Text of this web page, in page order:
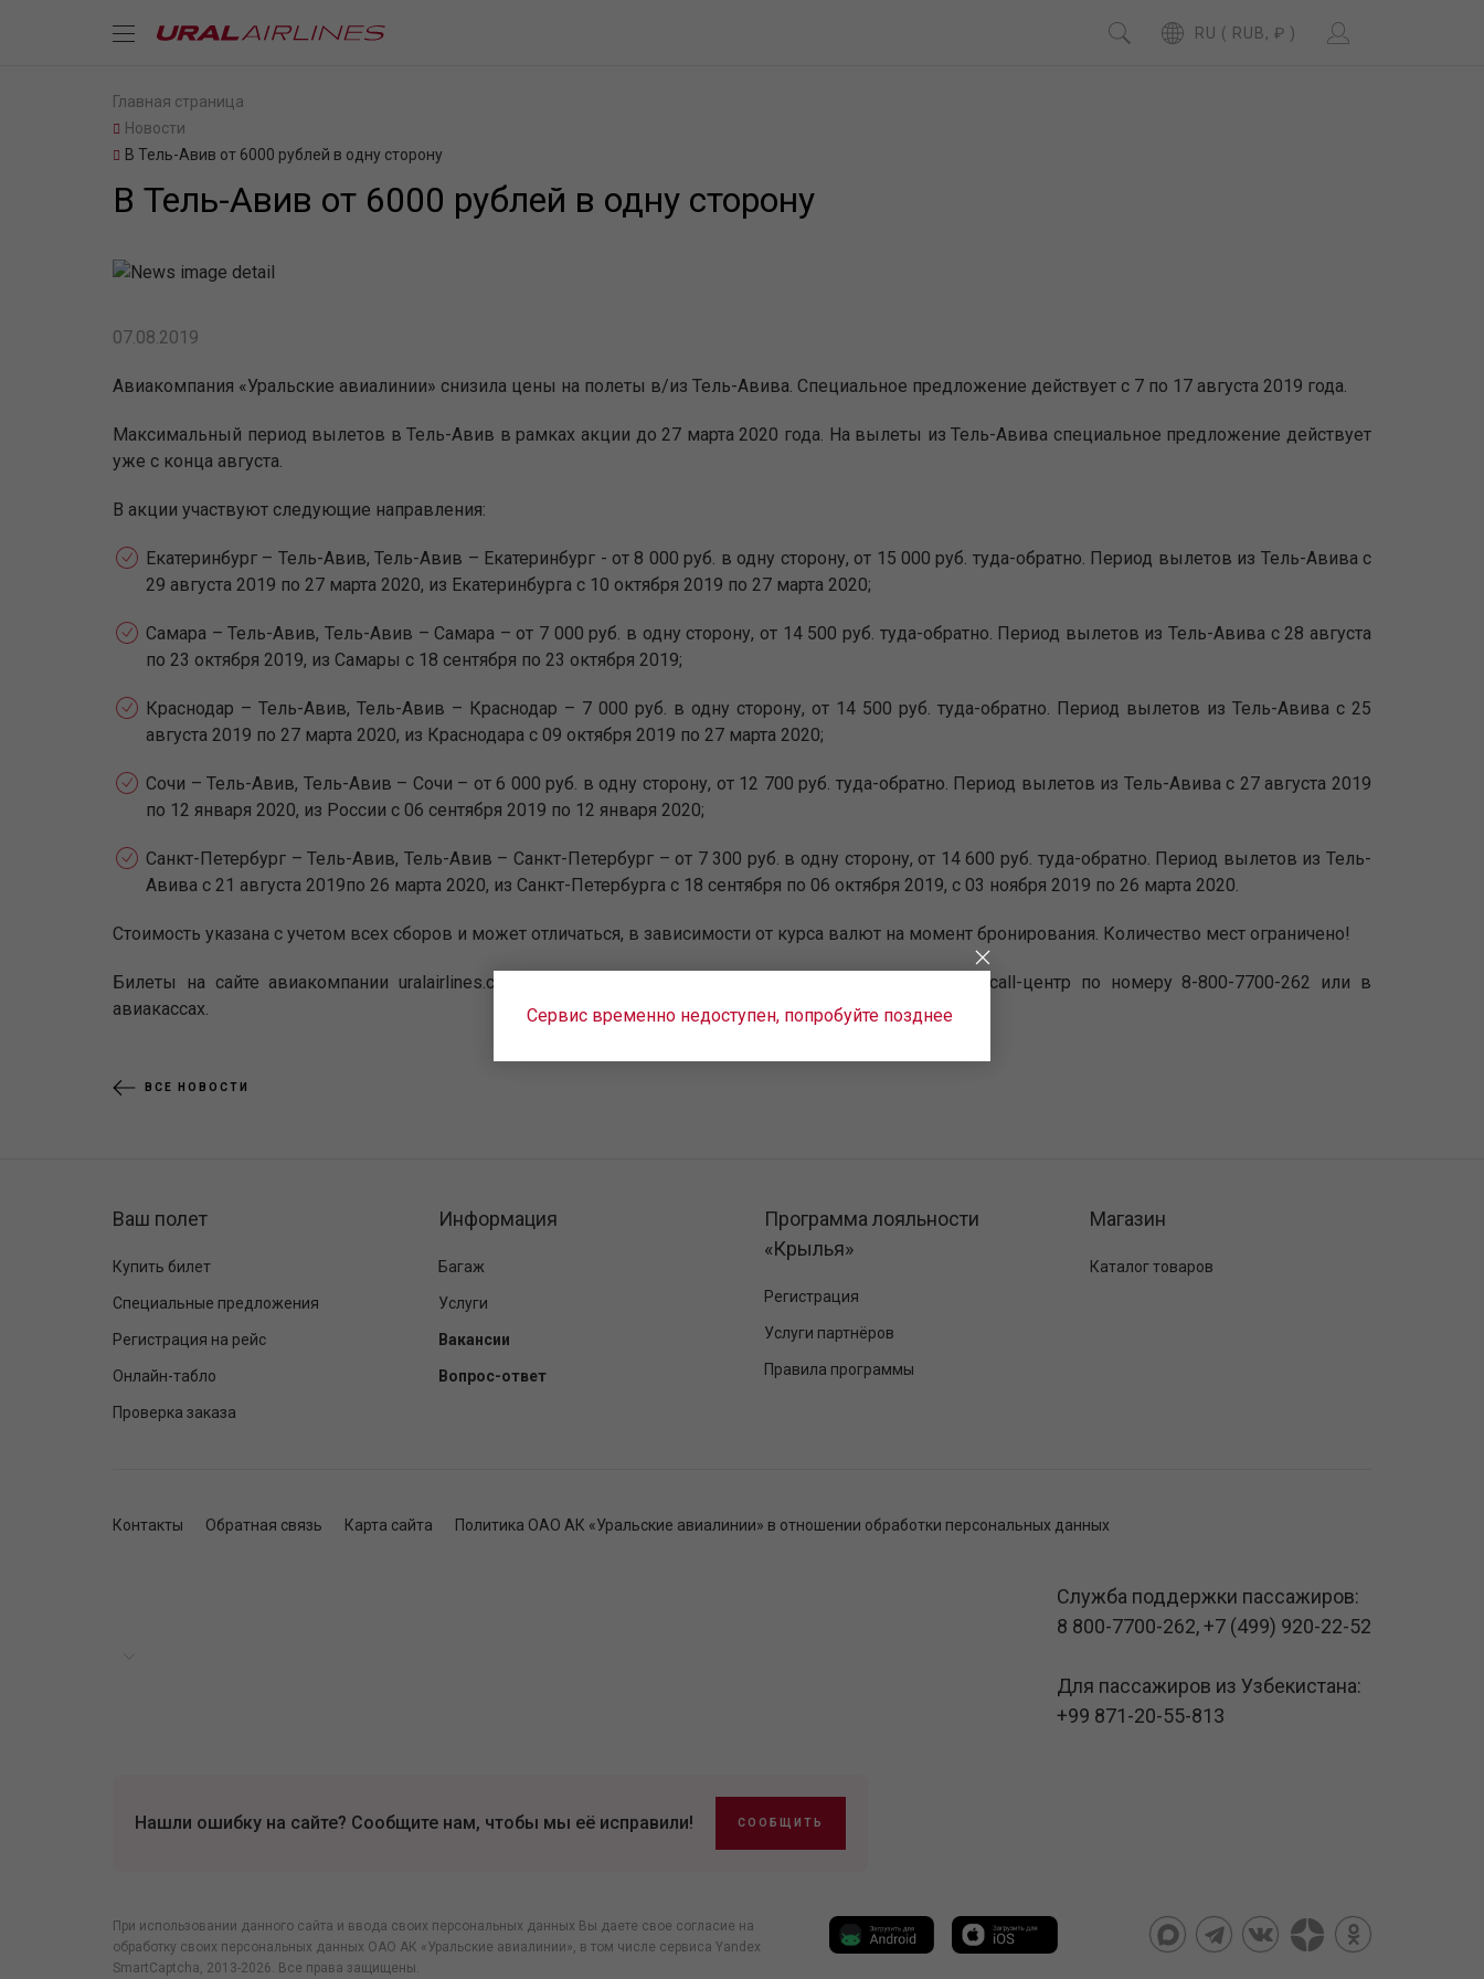
RU ( RUB, ₽ )
Главная страница
Новости
В Тель-Авив от 6000 рублей в одну сторону
В Тель-Авив от 6000 рублей в одну сторону
07.08.2019
Авиакомпания «Уральские авиалинии» снизила цены на полеты в/из Тель-Авива. Специальное предложение действует с 7 по 17 августа 2019 года.
Максимальный период вылетов в Тель-Авив в рамках акции до 27 марта 2020 года. На вылеты из Тель-Авива специальное предложение действует
уже с конца августа.
В акции участвуют следующие направления:
Екатеринбург – Тель-Авив, Тель-Авив – Екатеринбург - от 8 000 руб. в одну сторону, от 15 000 руб. туда-обратно. Период вылетов из Тель-Авива с
29 августа 2019 по 27 марта 2020, из Екатеринбурга с 10 октября 2019 по 27 марта 2020;
Самара – Тель-Авив, Тель-Авив – Самара – от 7 000 руб. в одну сторону, от 14 500 руб. туда-обратно. Период вылетов из Тель-Авива с 28 августа
по 23 октября 2019, из Самары с 18 сентября по 23 октября 2019;
Краснодар – Тель-Авив, Тель-Авив – Краснодар – 7 000 руб. в одну сторону, от 14 500 руб. туда-обратно. Период вылетов из Тель-Авива с 25
августа 2019 по 27 марта 2020, из Краснодара с 09 октября 2019 по 27 марта 2020;
Сочи – Тель-Авив, Тель-Авив – Сочи – от 6 000 руб. в одну сторону, от 12 700 руб. туда-обратно. Период вылетов из Тель-Авива с 27 августа 2019
по 12 января 2020, из России с 06 сентября 2019 по 12 января 2020;
Санкт-Петербург – Тель-Авив, Тель-Авив – Санкт-Петербург – от 7 300 руб. в одну сторону, от 14 600 руб. туда-обратно. Период вылетов из Тель-
Авива с 21 августа 2019по 26 марта 2020, из Санкт-Петербурга с 18 сентября по 06 октября 2019, с 03 ноября 2019 по 26 марта 2020.
Стоимость указана с учетом всех сборов и может отличаться, в зависимости от курса валют на момент бронирования. Количество мест ограничено!
Билеты на сайте авиакомпании uralairlines.com, в мобильном приложении Uralairlines, по звонку в call-центр по номеру 8-800-7700-262 или в
авиакассах.
ВСЕ НОВОСТИ
Сервис временно недоступен, попробуйте позднее
Ваш полет
Купить билет
Специальные предложения
Регистрация на рейс
Онлайн-табло
Проверка заказа
Информация
Багаж
Услуги
Вакансии
Вопрос-ответ
Программа лояльности
«Крылья»
Регистрация
Услуги партнёров
Правила программы
Магазин
Каталог товаров
Контакты Обратная связь Карта сайта Политика ОАО АК «Уральские авиалинии» в отношении обработки персональных данных
Служба поддержки пассажиров:
8 800-7700-262,+7 (499) 920-22-52
Для пассажиров из Узбекистана:
+99 871-20-55-813
Нашли ошибку на сайте? Сообщите нам, чтобы мы её исправили! СООБЩИТЬ
При использовании данного сайта и ввода своих персональных данных Вы даете свое согласие на
обработку своих персональных данных ОАО АК «Уральские авиалинии», в том числе сервиса Yandex
SmartCaptcha, 2013-2026. Все права защищены.